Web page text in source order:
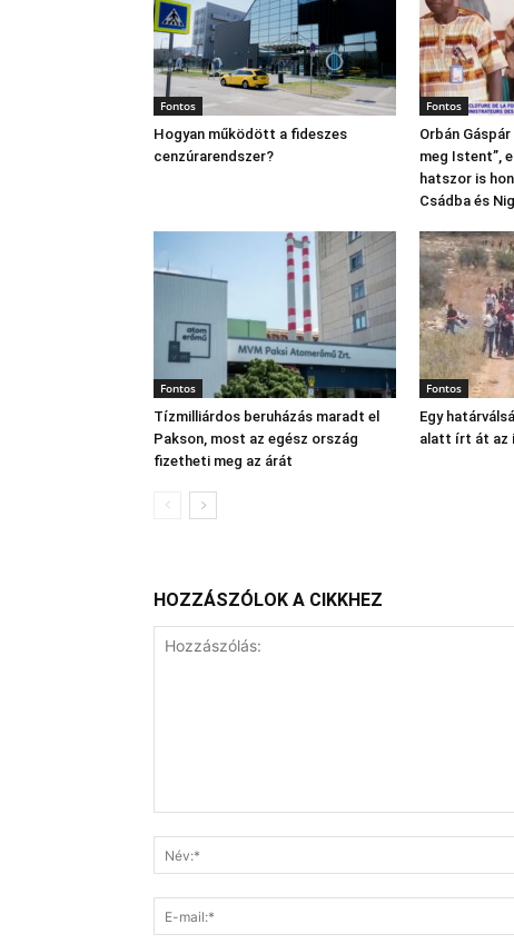
Fontos
Hogyan működött a fideszes
cenzúrarendszer?
Fontos
Orbán
meg Istent”,
hatszor is
Csádba és
Fontos
Tízmilliárdos beruházás maradt el
Pakson, most az egész ország
fizetheti meg az árát
Fontos
Egy
alatt írt át az
HOZZÁSZÓLOK A CIKKHEZ